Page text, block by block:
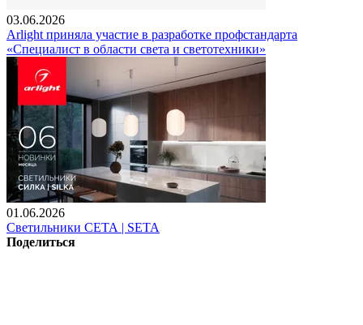
03.06.2026
Arlight приняла участие в разработке профстандарта
«Специалист в области света и светотехники»
01.06.2026
Светильники СЕТА | SETA
Поделиться